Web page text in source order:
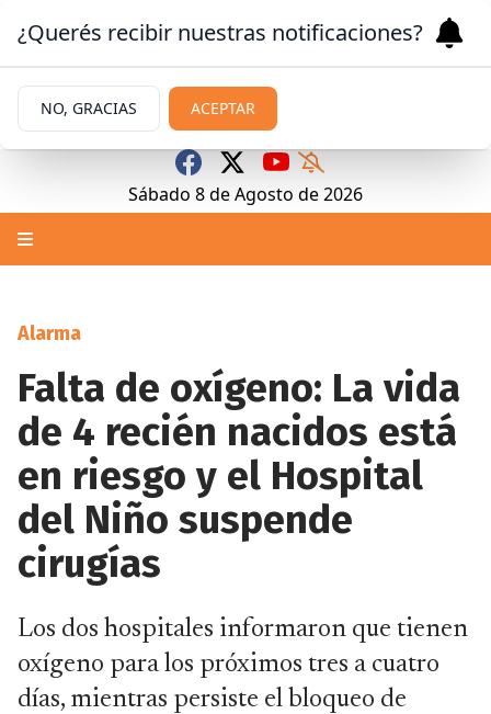
Sábado 8deAgosto de 2026
Alarma
Falta de oxígeno: La vida
de 4 recién nacidos está
en riesgo y el Hospital
del Niño suspende
cirugías
Los dos hospitales informaron que tienen
oxígeno para los próximos tres a cuatro
días, mientras persiste el bloqueo de
¿Querés recibir nuestras notificaciones?
NO, GRACIAS ACEPTAR